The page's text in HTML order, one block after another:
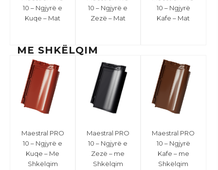
10 – Ngjyrë e
Kuqe – Mat
10 – Ngjyrë e
Zezë – Mat
10 – Ngjyrë
Kafe – Mat
ME SHKËLQIM
Maestral PRO
10 – Ngjyrë e
Kuqe – Me
Shkëlqim
Maestral PRO
10 – Ngjyrë e
Zezë – me
Shkëlqim
Maestral PRO
10 – Ngjyrë
Kafe – me
Shkëlqim